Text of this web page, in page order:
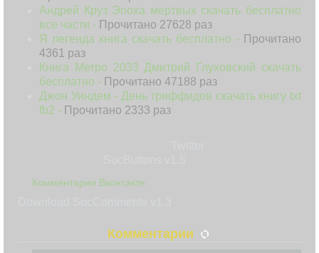
Андрей Круз Эпоха мертвых скачать бесплатно
все части - Прочитано 27628 раз
Я легенда книга скачать бесплатно - Прочитано
4361 раз
Книга Метро 2033 Дмитрий Глуховский скачать
бесплатно - Прочитано 47188 раз
Джон Уиндем - День триффидов скачать книгу txt
fb2 - Прочитано 2333 раз
Комментарии Вконтакте
Комментарии